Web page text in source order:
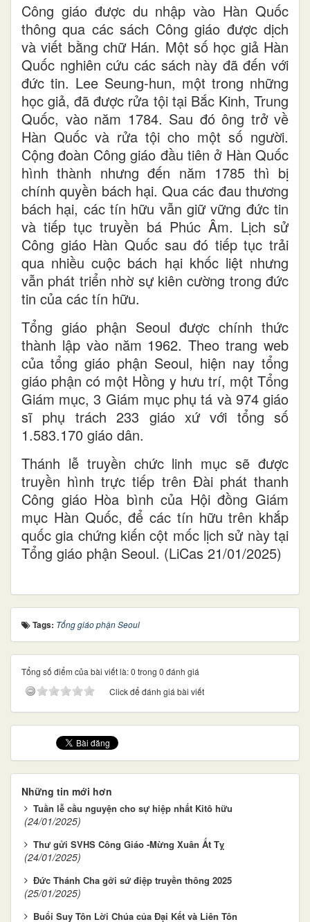
Công giáo được du nhập vào Hàn Quốc
thông qua các sách Công giáo được dịch
và viết bằng chữ Hán. Một số học giả Hàn
Quốc nghiên cứu các sách này đã đến với
đức tin. Lee Seung-hun, một trong những
học giả, đã được rửa tội tại Bắc Kinh, Trung
Quốc, vào năm 1784. Sau đó ông trở về
Hàn Quốc và rửa tội cho một số người.
Cộng đoàn Công giáo đầu tiên ở Hàn Quốc
hình thành nhưng đến năm 1785 thì bị
chính quyền bách hại. Qua các đau thương
bách hại, các tín hữu vẫn giữ vững đức tin
và tiếp tục truyền bá Phúc Âm. Lịch sử
Công giáo Hàn Quốc sau đó tiếp tục trải
qua nhiều cuộc bách hại khốc liệt nhưng
vẫn phát triển nhờ sự kiên cường trong đức
tin của các tín hữu.
Tổng giáo phận Seoul được chính thức
thành lập vào năm 1962. Theo trang web
của tổng giáo phận Seoul, hiện nay tổng
giáo phận có một Hồng y hưu trí, một Tổng
Giám mục, 3 Giám mục phụ tá và 974 giáo
sĩ phụ trách 233 giáo xứ với tổng số
1.583.170 giáo dân.
Thánh lễ truyền chức linh mục sẽ được
truyền hình trực tiếp trên Đài phát thanh
Công giáo Hòa bình của Hội đồng Giám
mục Hàn Quốc, để các tín hữu trên khắp
quốc gia chứng kiến cột mốc lịch sử này tại
Tổng giáo phận Seoul. (LiCas 21/01/2025)
Tags: Tổng giáo phận Seoul
Tổng số điểm của bài viết là: 0 trong 0 đánh giá
Click để đánh giá bài viết
Những tin mới hơn
Tuần lễ cầu nguyện cho sự hiệp nhất Kitô hữu
(24/01/2025)
Thư gửi SVHS Công Giáo -Mừng Xuân Ất Tỵ
(24/01/2025)
Đức Thánh Cha gởi sứ điệp truyền thông 2025
(25/01/2025)
Buổi Suy Tôn Lời Chúa của Đại Kết và Liên Tôn